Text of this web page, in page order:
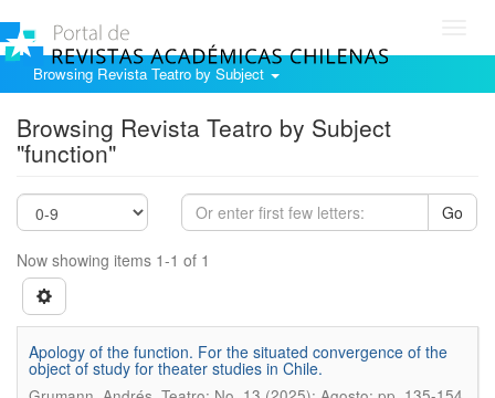
Browsing Revista Teatro by Subject
Browsing Revista Teatro by Subject
"function"
Go
Now showing items 1-1 of 1
Apology of the function. For the situated convergence of the
object of study for theater studies in Chile.